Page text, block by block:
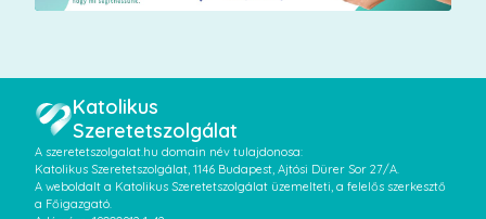
Katolikus
Szeretetszolgálat
A szeretetszolgalat.hu domain név tulajdonosa:
Katolikus Szeretetszolgálat, 1146 Budapest, Ajtósi Dürer Sor 27/A.
A weboldalt a Katolikus Szeretetszolgálat üzemelteti, a felelős szerkesztő
a Főigazgató.